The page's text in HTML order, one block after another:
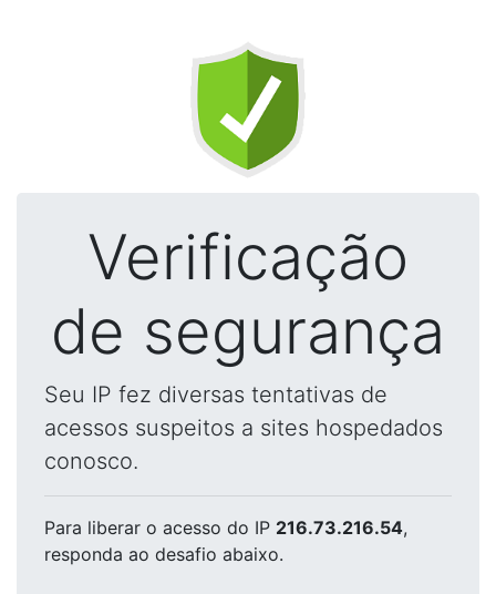
Verificação
de segurança
Seu IP fez diversas tentativas de
acessos suspeitos a sites hospedados
conosco.
Para liberar o acesso do IP 216.73.216.54,
responda ao desafio abaixo.